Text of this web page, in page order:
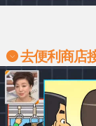
去便利商店